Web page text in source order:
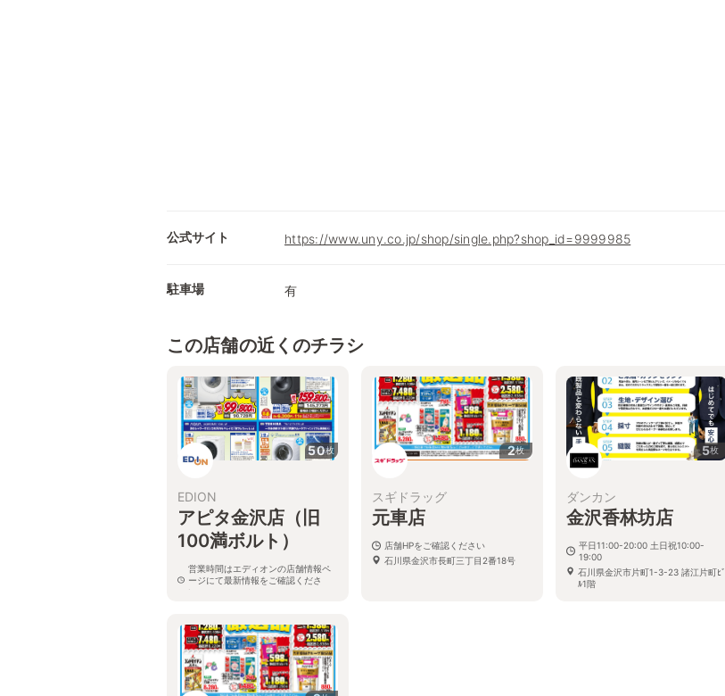
公式サイト https://www.uny.co.jp/shop/single.php?shop_id=9999985
駐車場 有
この店舗の近くのチラシ
50枚
EDION
アピタ金沢店（旧
100満ボルト）
営業時間はエディオンの店舗情報ペ
ージにて最新情報をご確認くださ
い。
2枚
スギドラッグ
元車店
店舗HPをご確認ください
石川県金沢市長町三丁目2番18号
5枚
ダンカン
金沢香林坊店
平日11:00-20:00 土日祝10:00-
19:00
石川県金沢市片町1-3-23 諸江片町ﾋﾞ
ﾙ1階